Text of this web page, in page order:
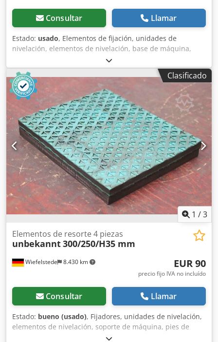
Consultar Llamar
Estado: usado, Elementos de fijación, unidades de
nivelación, elementos de nivelación, base de máquina,
bases de máquina, zapatas de nivelación, cimiento de
máquina, zapata de nivelación, zapata en cuña, soporte de
máquina, pie de nivelación, soporte atornillado -Altura
ajustable: 590 - 645 mm -Cantidad: 3 bases disponibles -
Precio: conjunto completo -Dimensiones: Ø 410/A 600 mm -
Peso: 93 kg/unidad Dodsd Tm Hlepfx Adqekr
Clasificado
1 /3
Wiefelstede 8.430 km
Elementos de resorte 4 piezas
unbekannt300/250/H35 mm
EUR 90
precio fijo IVA no incluído
Consultar Llamar
Estado: bueno (usado), Fijadores, unidades de nivelación,
elementos de nivelación, soporte de máquina, pies de
máquina, zapatas de nivelación, cimiento de máquina,